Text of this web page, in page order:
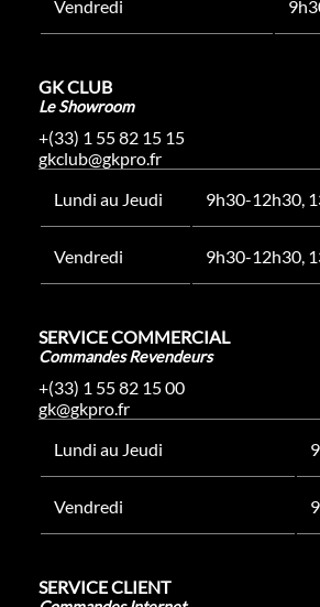
Vendredi
GK CLUB
Le Showroom
+(33) 1 55 82 15 15
gkclub@gkpro.fr
Lundi au Jeudi
9h30-12h30,
Vendredi 9h30-12h30,
SERVICE COMMERCIAL
Commandes Revendeurs
+(33) 1 55 82 15 00
gk@gkpro.fr
Lundi au Jeudi
Vendredi
SERVICE CLIENT